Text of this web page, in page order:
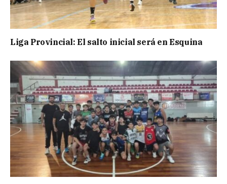
Liga Provincial: El salto inicial será en Esquina